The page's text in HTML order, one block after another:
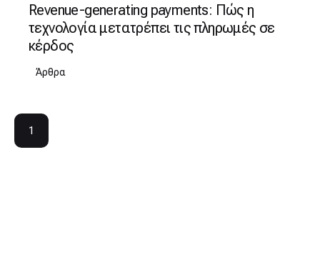
Revenue-generating payments: Πώς η
τεχνολογία μετατρέπει τις πληρωμές σε
κέρδος
Άρθρα
1